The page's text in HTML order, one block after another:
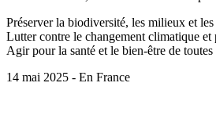
Préserver la biodiversité, les milieux et les
Lutter contre le changement climatique et
Agir pour la santé et le bien-être de toutes
14 mai 2025 - En France